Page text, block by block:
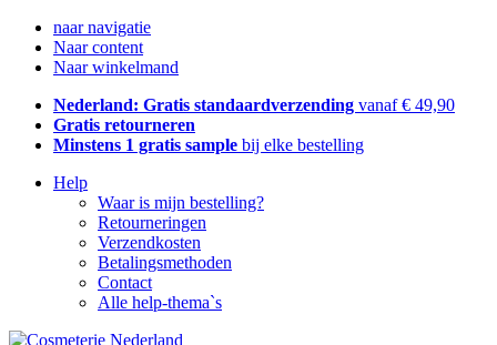
naar navigatie
Naar content
Naar winkelmand
Nederland: Gratis standaardverzending vanaf € 49,90
Gratis retourneren
Minstens 1 gratis sample bij elke bestelling
Help
Waar is mijn bestelling?
Retourneringen
Verzendkosten
Betalingsmethoden
Contact
Alle help-thema`s